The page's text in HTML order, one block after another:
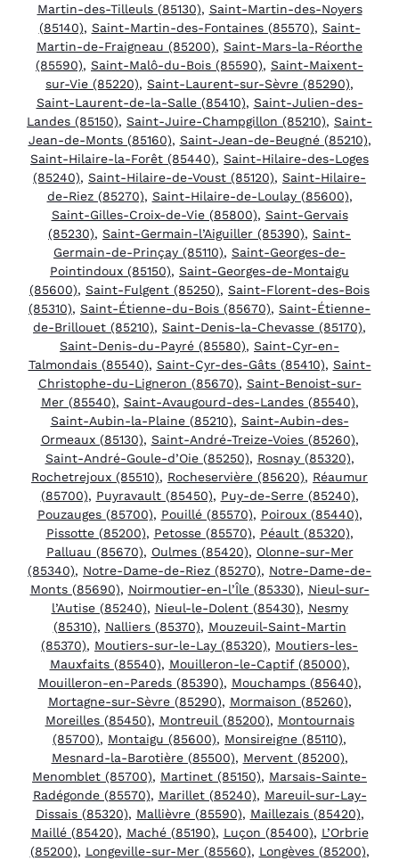
Martin-des-Tilleuls (85130), Saint-Martin-des-Noyers
(85140), Saint-Martin-des-Fontaines (85570), Saint-
Martin-de-Fraigneau (85200), Saint-Mars-la-Réorthe
(85590), Saint-Malô-du-Bois (85590), Saint-Maixent-
sur-Vie (85220), Saint-Laurent-sur-Sèvre (85290),
Saint-Laurent-de-la-Salle (85410), Saint-Julien-des-
Landes (85150), Saint-Juire-Champgillon (85210), Saint-
Jean-de-Monts (85160), Saint-Jean-de-Beugné (85210),
Saint-Hilaire-la-Forêt (85440), Saint-Hilaire-des-Loges
(85240), Saint-Hilaire-de-Voust (85120), Saint-Hilaire-
de-Riez (85270), Saint-Hilaire-de-Loulay (85600),
Saint-Gilles-Croix-de-Vie (85800), Saint-Gervais
(85230), Saint-Germain-l’Aiguiller (85390), Saint-
Germain-de-Prinçay (85110), Saint-Georges-de-
Pointindoux (85150), Saint-Georges-de-Montaigu
(85600), Saint-Fulgent (85250), Saint-Florent-des-Bois
(85310), Saint-Étienne-du-Bois (85670), Saint-Étienne-
de-Brillouet (85210), Saint-Denis-la-Chevasse (85170),
Saint-Denis-du-Payré (85580), Saint-Cyr-en-
Talmondais (85540), Saint-Cyr-des-Gâts (85410), Saint-
Christophe-du-Ligneron (85670), Saint-Benoist-sur-
Mer (85540), Saint-Avaugourd-des-Landes (85540),
Saint-Aubin-la-Plaine (85210), Saint-Aubin-des-
Ormeaux (85130), Saint-André-Treize-Voies (85260),
Saint-André-Goule-d’Oie (85250), Rosnay (85320),
Rochetrejoux (85510), Rocheservière (85620), Réaumur
(85700), Puyravault (85450), Puy-de-Serre (85240),
Pouzauges (85700), Pouillé (85570), Poiroux (85440),
Pissotte (85200), Petosse (85570), Péault (85320),
Palluau (85670), Oulmes (85420), Olonne-sur-Mer
(85340), Notre-Dame-de-Riez (85270), Notre-Dame-de-
Monts (85690), Noirmoutier-en-l’Île (85330), Nieul-sur-
l’Autise (85240), Nieul-le-Dolent (85430), Nesmy
(85310), Nalliers (85370), Mouzeuil-Saint-Martin
(85370), Moutiers-sur-le-Lay (85320), Moutiers-les-
Mauxfaits (85540), Mouilleron-le-Captif (85000),
Mouilleron-en-Pareds (85390), Mouchamps (85640),
Mortagne-sur-Sèvre (85290), Mormaison (85260),
Moreilles (85450), Montreuil (85200), Montournais
(85700), Montaigu (85600), Monsireigne (85110),
Mesnard-la-Barotière (85500), Mervent (85200),
Menomblet (85700), Martinet (85150), Marsais-Sainte-
Radégonde (85570), Marillet (85240), Mareuil-sur-Lay-
Dissais (85320), Mallièvre (85590), Maillezais (85420),
Maillé (85420), Maché (85190), Luçon (85400), L’Orbrie
(85200), Longeville-sur-Mer (85560), Longèves (85200),